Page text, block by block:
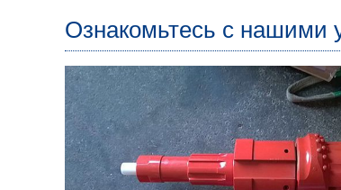
Ознакомьтесь с нашими